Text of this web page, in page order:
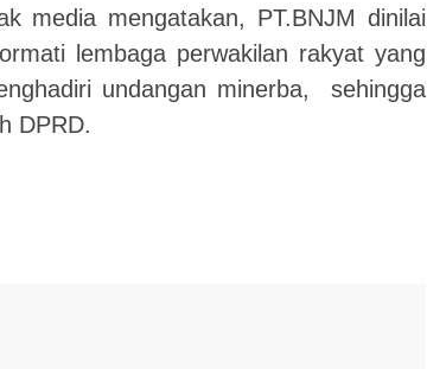
media mengatakan, PT.BNJM dinilai
lembaga perwakilan rakyat yang
undangan minerba, sehingga
DPRD.